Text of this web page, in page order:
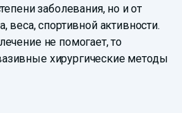
заболевания, но и от
веса, спортивной активности.
не помогает, то
хирургические методы